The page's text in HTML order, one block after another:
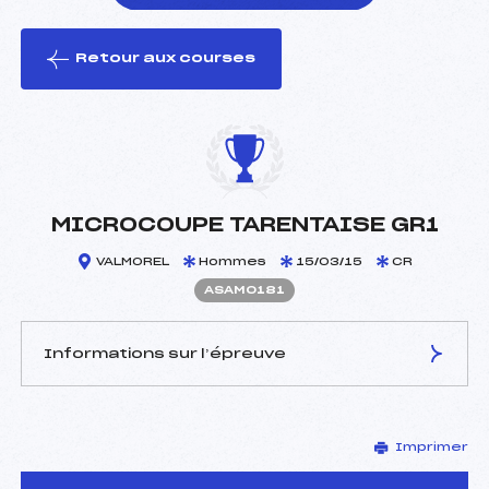
le ski
Retour aux courses
MICROCOUPE TARENTAISE GR1
VALMOREL Hommes 15/03/15 CR
ASAM0181
Informations sur l’épreuve
ROME MATTHIEU (SA)
Arbitre :
JUGAND STEPHANE (SA)
Imprimer